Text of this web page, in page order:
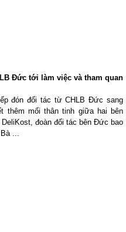
Đức tới làm việc và tham quan
đón đối tác từ CHLB Đức sang
thêm mối thân tinh giữa hai bên
đoàn đối tác bên Đức bao
...